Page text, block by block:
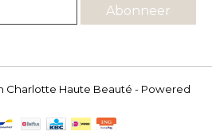
Abonneer
Charlotte Haute Beauté - Powered